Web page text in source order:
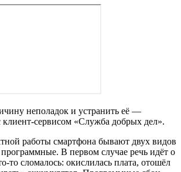
неполадок и устранить её —
клиент-сервисом «Служба добрых дел».
работы смартфона бывают двух видов
В первом случае речь идёт о
то сломалось: окислилась плата, отошёл